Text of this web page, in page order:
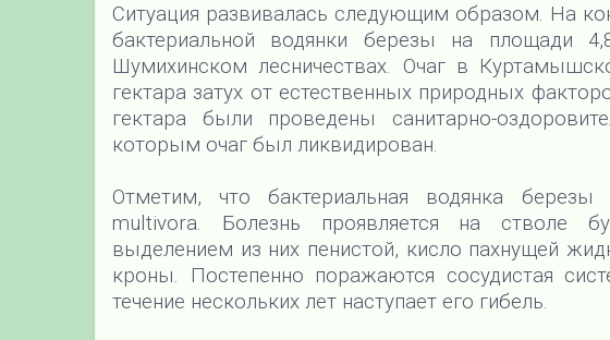
Ситуация развивалась следующим образом. На
бактериальной водянки березы на площади
Шумихинском лесничествах. Очаг в
гектара затух от естественных природных
гектара были проведены санитарно-
которым очаг был ликвидирован.
Отметим, что бактериальная водянка березы
multivora. Болезнь проявляется на стволе
выделением из них пенистой, кисло пахнущей
кроны. Постепенно поражаются сосудистая
течение нескольких лет наступает его гибель.